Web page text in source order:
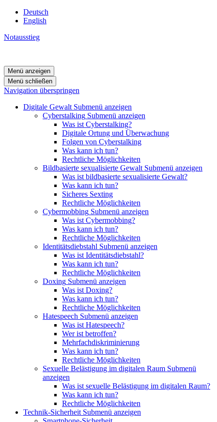
Deutsch
English
Notausstieg
Menü anzeigen
Menü schließen
Navigation überspringen
Digitale Gewalt Submenü anzeigen
Cyberstalking Submenü anzeigen
Was ist Cyberstalking?
Digitale Ortung und Überwachung
Folgen von Cyberstalking
Was kann ich tun?
Rechtliche Möglichkeiten
Bildbasierte sexualisierte Gewalt Submenü anzeigen
Was ist bildbasierte sexualisierte Gewalt?
Was kann ich tun?
Sicheres Sexting
Rechtliche Möglichkeiten
Cybermobbing Submenü anzeigen
Was ist Cybermobbing?
Was kann ich tun?
Rechtliche Möglichkeiten
Identitätsdiebstahl Submenü anzeigen
Was ist Identitätsdiebstahl?
Was kann ich tun?
Rechtliche Möglichkeiten
Doxing Submenü anzeigen
Was ist Doxing?
Was kann ich tun?
Rechtliche Möglichkeiten
Hatespeech Submenü anzeigen
Was ist Hatespeech?
Wer ist betroffen?
Mehrfachdiskriminierung
Was kann ich tun?
Rechtliche Möglichkeiten
Sexuelle Belästigung im digitalen Raum Submenü
anzeigen
Was ist sexuelle Belästigung im digitalen Raum?
Was kann ich tun?
Rechtliche Möglichkeiten
Technik-Sicherheit Submenü anzeigen